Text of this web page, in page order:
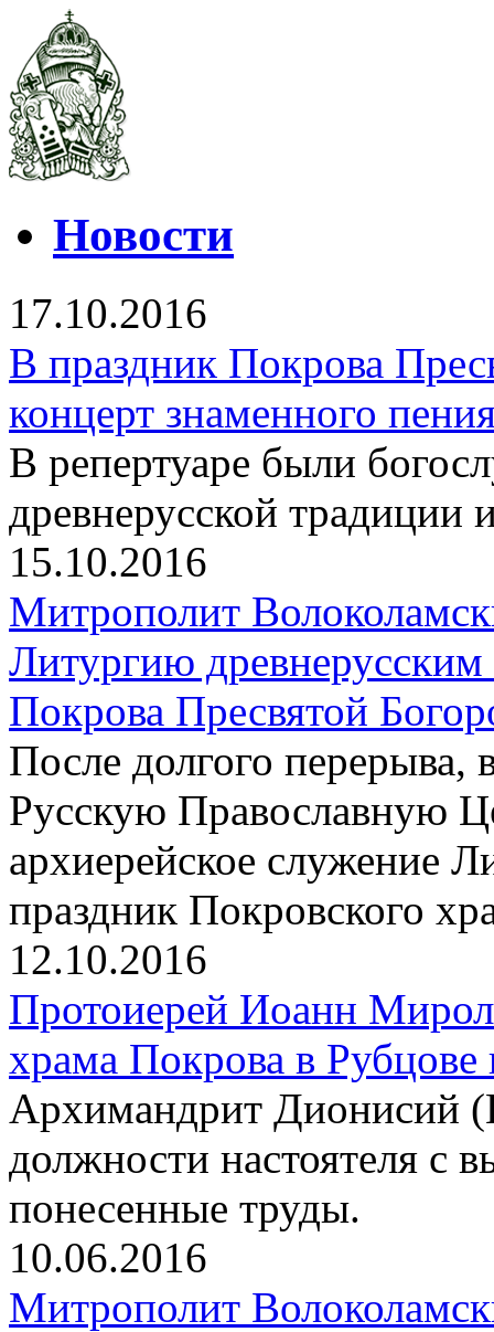
Новости
17.10.2016
В праздник Покрова
концерт знаменного
В репертуаре были
древнерусской традиции
15.10.2016
Митрополит
Литургию
Покрова Пресвятой
После долгого перерыва,
Русскую Православную
архиерейское служение
праздник Покровского
12.10.2016
Протоиерей Иоанн
храма Покрова в
Архимандрит Дионисий
должности настоятеля с
понесенные труды.
10.06.2016
Митрополит